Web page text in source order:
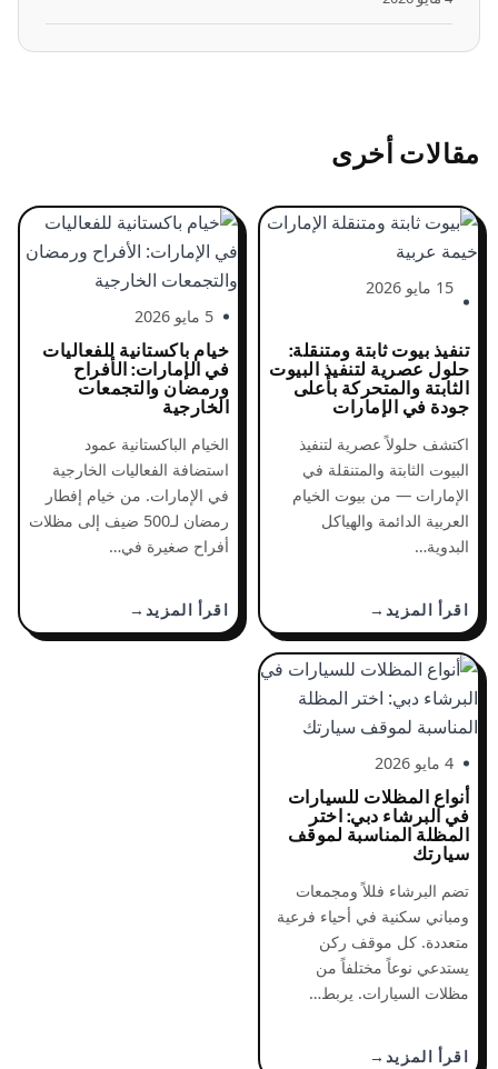
مقالات أخرى
15 مايو 2026
تنفيذ بيوت ثابتة ومتنقلة:
حلول عصرية لتنفيذ البيوت
الثابتة والمتحركة بأعلى
جودة في الإمارات
اكتشف حلولاً عصرية لتنفيذ
البيوت الثابتة والمتنقلة في
الإمارات — من بيوت الخيام
العربية الدائمة والهياكل
البدوية…
اقرأ المزيد
5 مايو 2026
خيام باكستانية للفعاليات
في الإمارات: الأفراح
ورمضان والتجمعات
الخارجية
الخيام الباكستانية عمود
استضافة الفعاليات الخارجية
في الإمارات. من خيام إفطار
رمضان لـ500 ضيف إلى مظلات
أفراح صغيرة في…
اقرأ المزيد
4 مايو 2026
أنواع المظلات للسيارات
في البرشاء دبي: اختر
المظلة المناسبة لموقف
سيارتك
تضم البرشاء فللاً ومجمعات
ومباني سكنية في أحياء فرعية
متعددة. كل موقف ركن
يستدعي نوعاً مختلفاً من
مظلات السيارات. يربط…
اقرأ المزيد